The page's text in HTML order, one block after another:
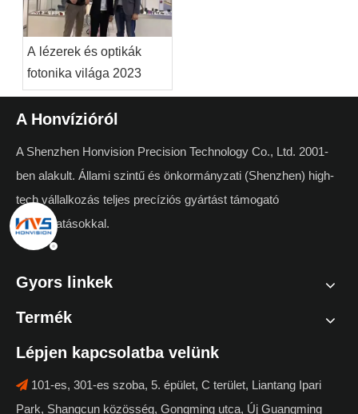
A lézerek és optikák
fotonika világa 2023
A Honvízióról
A Shenzhen Honvision Precision Technology Co., Ltd. 2001-
ben alakult. Állami szintű és önkormányzati (Shenzhen) high-
tech vállalkozás teljes precíziós gyártást támogató
szolgáltatásokkal.
Gyors linkek
Termék
Lépjen kapcsolatba velünk
 101-es, 301-es szoba, 5. épület, C terület, Liantang Ipari
Park, Shangcun közösség, Gongming utca, Új Guangming